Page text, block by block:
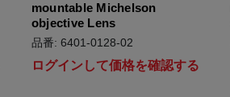
mountable Michelson
objective Lens
品番: 6401-0128-02
ログインして価格を確認する